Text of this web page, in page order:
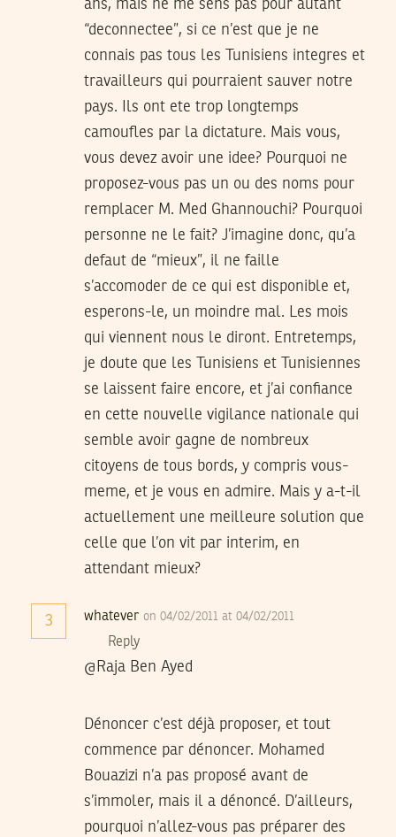
ans, mais ne me sens pas pour autant
“deconnectee”, si ce n’est que je ne
connais pas tous les Tunisiens integres et
travailleurs qui pourraient sauver notre
pays. Ils ont ete trop longtemps
camoufles par la dictature. Mais vous,
vous devez avoir une idee? Pourquoi ne
proposez-vous pas un ou des noms pour
remplacer M. Med Ghannouchi? Pourquoi
personne ne le fait? J’imagine donc, qu’a
defaut de “mieux”, il ne faille
s’accomoder de ce qui est disponible et,
esperons-le, un moindre mal. Les mois
qui viennent nous le diront. Entretemps,
je doute que les Tunisiens et Tunisiennes
se laissent faire encore, et j’ai confiance
en cette nouvelle vigilance nationale qui
semble avoir gagne de nombreux
citoyens de tous bords, y compris vous-
meme, et je vous en admire. Mais y a-t-il
actuellement une meilleure solution que
celle que l’on vit par interim, en
attendant mieux?
3 whatever on 04/02/2011 at 04/02/2011
Reply
@Raja Ben Ayed
Dénoncer c’est déjà proposer, et tout
commence par dénoncer. Mohamed
Bouazizi n’a pas proposé avant de
s’immoler, mais il a dénoncé. D’ailleurs,
pourquoi n’allez-vous pas préparer des